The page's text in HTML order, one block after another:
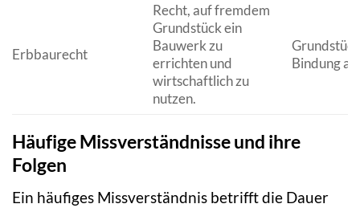
Erbbaurecht
Recht, auf fremdem
Grundstück ein
Bauwerk zu
errichten und
wirtschaftlich zu
nutzen.
Bindung
Häufige Missverständnisse und ihre
Folgen
Ein häufiges Missverständnis betrifft die Dauer